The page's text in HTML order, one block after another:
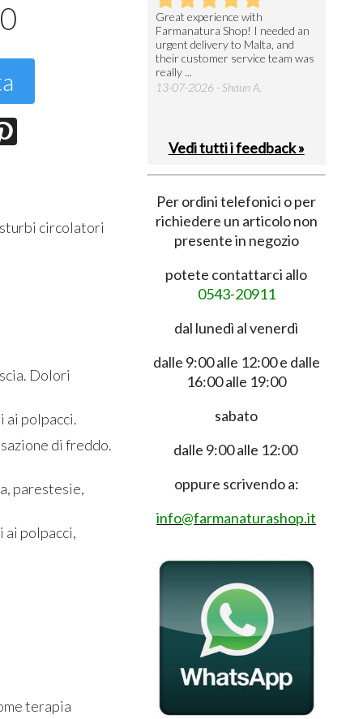
circolatori
Dolori
ai polpacci.
di freddo.
parestesie,
ai polpacci,
terapia
perfetto
07-2026 - Ruggero V.
Great experience with
Farmanatura Shop! I needed an
urgent delivery to Malta, and
their customer service team was
really ...
13-07-2026 - Shaun A.
Vedi tutti i feedback »
Per ordini telefonici o per
richiedere un articolo non
presente in negozio
potete contattarci allo
0543-20911
dal lunedì al venerdì
dalle 9:00 alle 12:00 e dalle
16:00 alle 19:00
sabato
dalle 9:00 alle 12:00
oppure scrivendo a:
info@farmanaturashop.it